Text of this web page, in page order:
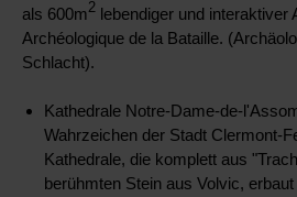
als 600m2 lebendiger und interaktiver
Archéologique de la Bataille.
Schlacht).
Kathedrale Notre-Dame-de-
Wahrzeichen der Stadt Clermont-
Kathedrale, die komplett aus
berühmten Stein aus Volvic,